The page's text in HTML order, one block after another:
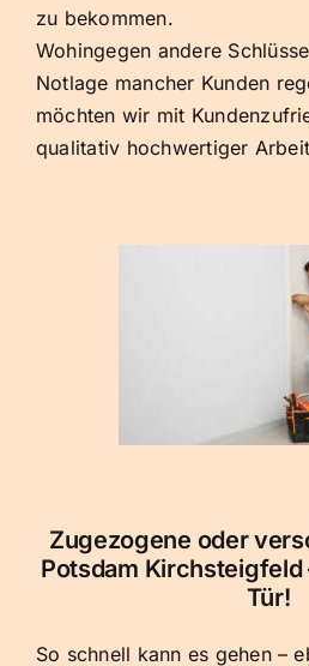
zu bekommen.
Wohingegen andere
Notlage mancher Kunden
möchten wir mit
qualitativ hochwertiger
Zugezogene oder
Potsdam Kirchsteigfeld
Tür!
So schnell kann es gehen –